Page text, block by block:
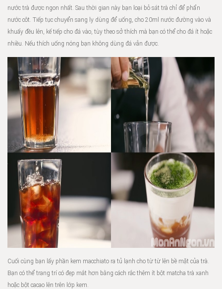
nước trà được ngon nhất. Sau thời gian này bạn loại bỏ sát trà chỉ để phẩn
nước côt. Tiếp tục chuyển sang ly dùng để uống, cho 20ml nước đường vào và
khuấy đều lên, kế tiếp cho đá vào, tùy theo sở thích mà bạn có thể cho đá ít hoặc
nhiều. Nếu thích uống nóng bạn không dùng đá vẫn được.
Cuối cùng bạn lấy phần kem macchiato ra tủ lạnh cho từ từ lên bề mặt của trà.
Bạn có thể trang trí có đẹp mắt hơn bằng cách rắc thêm ít bột matcha trà xanh
hoặc bột cacao lên trên lớp kem.